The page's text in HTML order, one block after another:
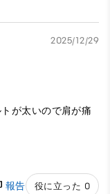
2025/12/29
が太いので肩が痛
報告 役に立った 0